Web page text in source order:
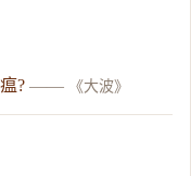
? —— 《大波》